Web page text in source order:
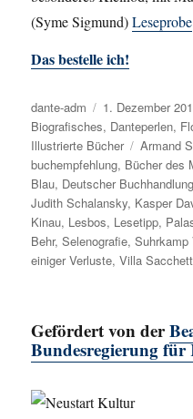
(Syme Sigmund)Leseprobe
Das bestelle ich!
Autor
dante-adm
Veröffentlicht
am
1. Dezember
Biografisches, Danteperlen,
Illustrierte Bücher
Armand
buchempfehlung, Bücher des
Blau, Deutscher
Judith Schalansky, Kasper
Kinau, Lesbos, Lesetipp,
Behr,Selenografie,Suhrkamp
einiger Verluste,Villa
Gefördert von der
Bundesregierung